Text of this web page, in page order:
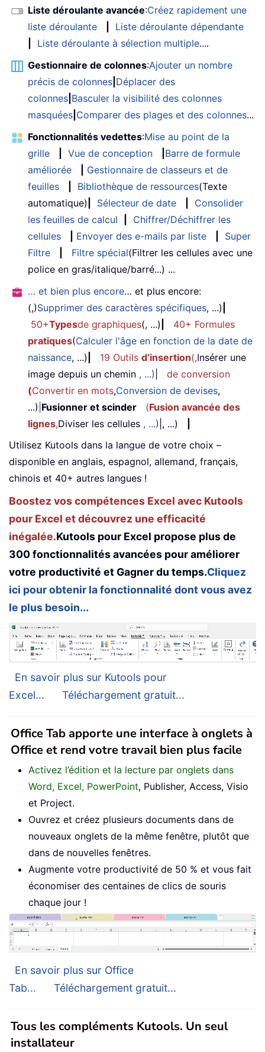
Liste déroulante avancée:Créez rapidement une
liste déroulante
Liste déroulante dépendante
Liste déroulante à sélection multiple....
Gestionnaire de colonnes:Ajouter un nombre
précis de colonnes Déplacer des
colonnes Basculer la visibilité des colonnes
masquées Comparer des plages et des colonnes...
Fonctionnalités vedettes:Mise au point de la
grille
Vue de conception
Barre de formule
améliorée
Gestionnaire de classeurs et de
feuilles
Bibliothèque de ressources(Texte
automatique)
Sélecteur de date
Consolider
les feuilles de calcul
Chiffrer/Déchiffrer les
cellules
Envoyer des e-mails par liste
Super
Filtre
Filtre spécial(Filtrer les cellules avec une
police en gras/italique/barré...) ...
… et bien plus encore… et plus encore:
(,)Supprimer des caractères spécifiques, ...)
50+Typesde graphiques(, ...)
40+ Formules
pratiques(Calculer l'âge en fonction de la date de
naissance, ...) 19 Outils d’insertion(,Insérer une
image depuis un chemin , ...)
de conversion
(Convertir en mots,Conversion de devises,
...) Fusionner et scinder (Fusion avancée des
lignes,Diviser les cellules , ...) |, ...)
Utilisez Kutools dans la langue de votre choix –
disponible en anglais, espagnol, allemand, français,
chinois et 40+ autres langues !
Boostez vos compétences Excel avec Kutools
pour Excel et découvrez une efficacité
inégalée.Kutools pour Excel propose plus de
300 fonctionnalités avancées pour améliorer
votre productivité et Gagner du temps.Cliquez
ici pour obtenir la fonctionnalité dont vous avez
le plus besoin...
En savoir plus sur Kutools pour
Excel...
Téléchargement gratuit...
Office Tab apporte une interface à onglets à
Office et rend votre travail bien plus facile
Activez l’édition et la lecture par onglets dans
Word, Excel, PowerPoint, Publisher, Access, Visio
et Project.
Ouvrez et créez plusieurs documents dans de
nouveaux onglets de la même fenêtre, plutôt que
dans de nouvelles fenêtres.
Augmente votre productivité de 50 % et vous fait
économiser des centaines de clics de souris
chaque jour !
En savoir plus sur Office
Tab...
Téléchargement gratuit...
Tous les compléments Kutools. Un seul
installateur